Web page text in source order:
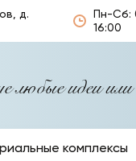
д.
Пн-Сб:
16:00
идеи или
комплексы